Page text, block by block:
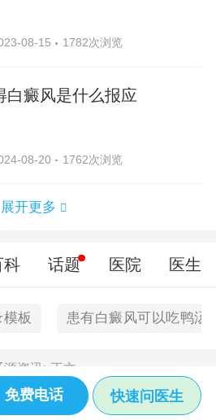
08-15 1782次浏览
白癜风是什么报应
08-20 1762次浏览
展开更多
科 话题 医院 医生
板 患有白癜风可以吃鸭汤
源资讯> 正文
免费电话 快速问医生